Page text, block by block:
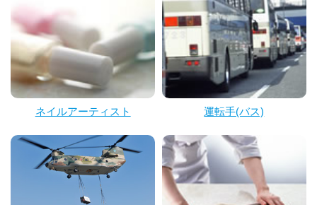
ネイルアーティスト 運転手(バス)